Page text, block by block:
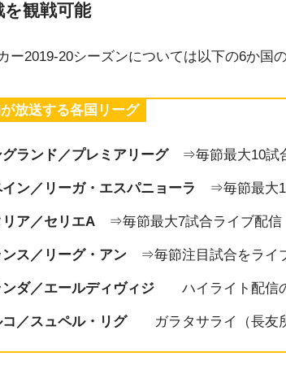
を観戦可能
ー2019‐20シーズンについては以下の6か国
放送する各国リーグ
グランド／プレミアリーグ⇒毎節最大10試
イン／リーガ・エスパニョーラ ⇒毎節最大
リア／セリエA⇒毎節最大7試合ライブ配信
ンス／リーグ・アン⇒毎節注目試合をライ
ンダ／エールディヴィジハイライト配信
コ／スュペル・リグガラタサライ（長友所